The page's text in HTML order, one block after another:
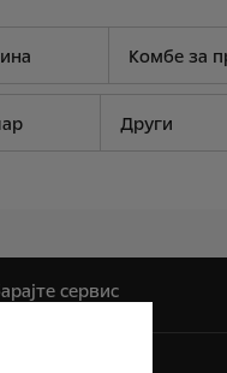
Комбе за
Други
сервис